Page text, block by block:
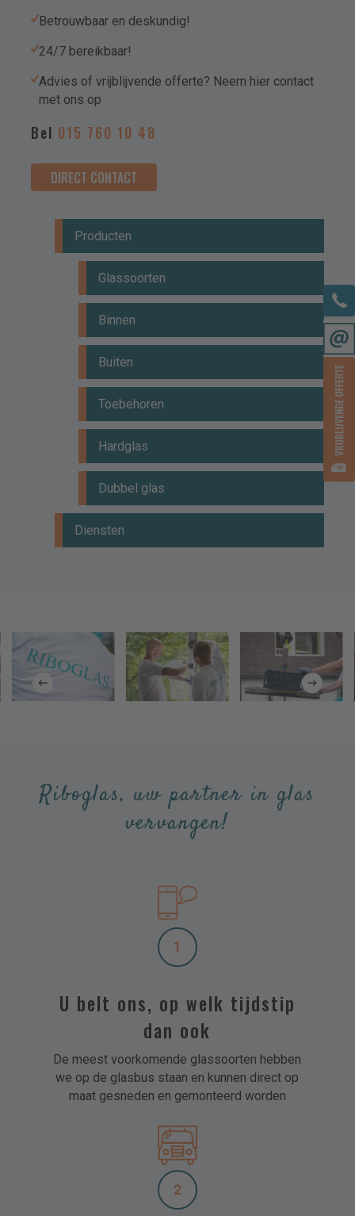
Betrouwbaar en deskundig!
24/7 bereikbaar!
Advies of vrijblijvende offerte? Neem hier contact
met ons op
Bel 015 760 10 48
DIRECT CONTACT
Producten
Glassoorten
Binnen
Buiten
Toebehoren
Hardglas
Dubbel glas
Diensten
Riboglas, uw partner in glas
vervangen!
1
U belt ons, op welk tijdstip
dan ook
De meest voorkomende glassoorten hebben
we op de glasbus staan en kunnen direct op
maat gesneden en gemonteerd worden
2